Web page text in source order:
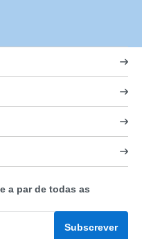
a par de todas as
Subscrever